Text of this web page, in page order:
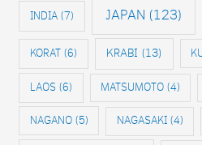
INDIA (7) JAPAN (123)
KORAT (6) KRABI (13)
LAOS (6) MATSUMOTO (4)
NAGANO(5) NAGASAKI(4)